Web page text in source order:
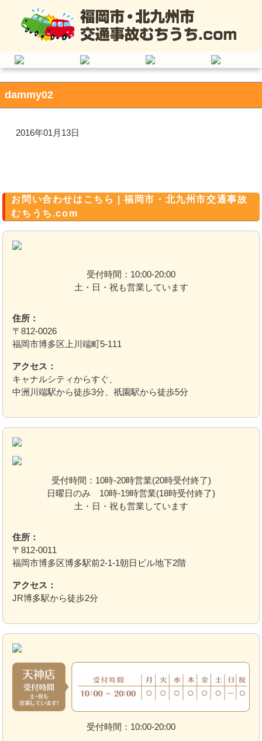
dammy02
2016年01月13日
お問い合わせはこちら | 福岡市・北九州市交通事故
むちうち.com
受付時間：10:00-20:00
土・日・祝も営業しています
住所：
〒812-0026
福岡市博多区上川端町5-111
アクセス：
キャナルシティからすぐ、
中洲川端駅から徒歩3分、祇園駅から徒歩5分
受付時間：10時-20時営業(20時受付終了)
日曜日のみ 10時-19時営業(18時受付終了)
土・日・祝も営業しています
住所：
〒812-0011
福岡市博多区博多駅前2-1-1朝日ビル地下2階
アクセス：
JR博多駅から徒歩2分
受付時間：10:00-20:00